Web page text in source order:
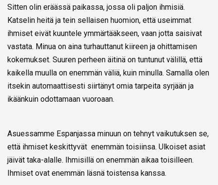
Sitten olin eräässä paikassa, jossa oli paljon ihmisiä.
Katselin heitä ja tein sellaisen huomion, että useimmat
ihmiset eivät kuuntele ymmärtääkseen, vaan jotta saisivat
vastata. Minua on aina turhauttanut kiireen ja ohittamisen
kokemukset. Suuren perheen äitinä on tuntunut välillä, että
kaikella muulla on enemmän väliä, kuin minulla. Samalla olen
itsekin automaattisesti siirtänyt omia tarpeita syrjään ja
ikäänkuin odottamaan vuoroaan.
Asuessamme Espanjassa minuun on tehnyt vaikutuksen se,
että ihmiset keskittyvät enemmän toisiinsa. Ulkoiset asiat
jäivät taka-alalle. Ihmisillä on enemmän aikaa toisilleen.
Ihmiset ovat enemmän läsnä toistensa kanssa.